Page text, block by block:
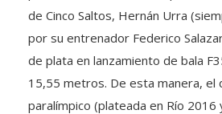
de Cinco Saltos, Hernán Urra
por su entrenador Federico
de plata en lanzamiento de bala
15,55 metros. De esta manera, el
paralímpico (plateada en Río